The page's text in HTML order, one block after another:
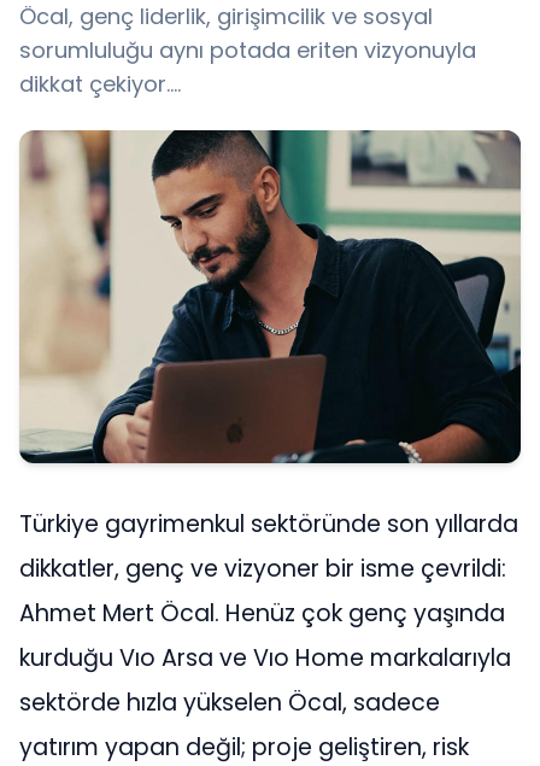
Öcal, genç liderlik, girişimcilik ve sosyal
sorumluluğu aynı potada eriten vizyonuyla
dikkat çekiyor….
Türkiye gayrimenkul sektöründe son yıllarda
dikkatler, genç ve vizyoner bir isme çevrildi:
Ahmet Mert Öcal. Henüz çok genç yaşında
kurduğu Vıo Arsa ve Vıo Home markalarıyla
sektörde hızla yükselen Öcal, sadece
yatırım yapan değil; proje geliştiren, risk